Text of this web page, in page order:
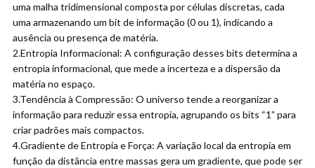
uma malha tridimensional composta por células discretas, cada
uma armazenando um bit de informação (0 ou 1), indicando a
ausência ou presença de matéria.
2.Entropia Informacional: A configuração desses bits determina a
entropia informacional, que mede a incerteza e a dispersão da
matéria no espaço.
3.Tendência à Compressão: O universo tende a reorganizar a
informação para reduzir essa entropia, agrupando os bits “1” para
criar padrões mais compactos.
4.Gradiente de Entropia e Força: A variação local da entropia em
função da distância entre massas gera um gradiente, que pode ser